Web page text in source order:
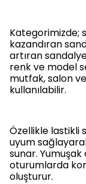
Kategorimizde;
kazandıran
artıran
renk ve model
mutfak, salon
kullanılabilir.
Özellikle lastikli
uyum
sunar.
oturumlarda
oluşturur.